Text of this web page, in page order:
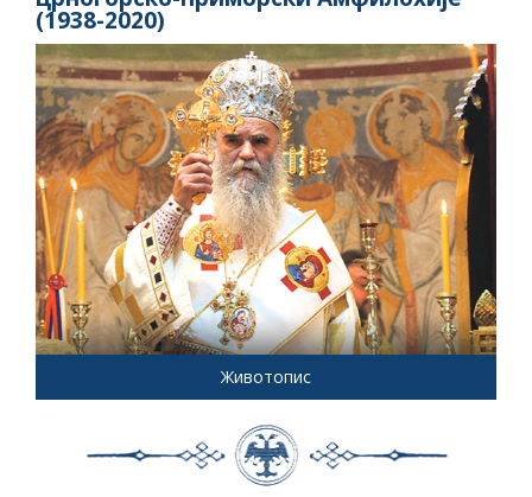
(1938-2020)
Животопис